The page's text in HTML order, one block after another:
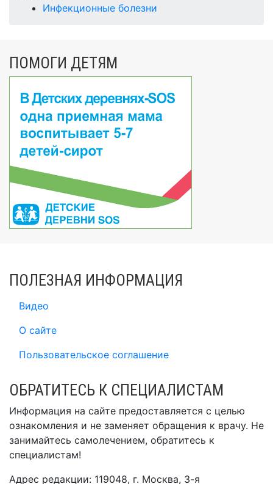
Инфекционные болезни
ПОМОГИ ДЕТЯМ
ПОЛЕЗНАЯ ИНФОРМАЦИЯ
Видео
О сайте
Пользовательское соглашение
ОБРАТИТЕСЬ К СПЕЦИАЛИСТАМ
Информация на сайте предоставляется с целью
ознакомления и не заменяет обращения к врачу. Не
занимайтесь самолечением, обратитесь к
специалистам!
Адрес редакции: 119048, г. Москва, 3-я